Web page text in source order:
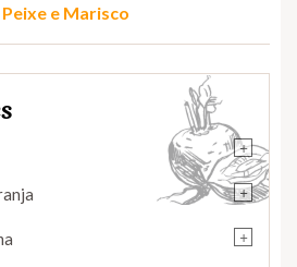
Peixe e Marisco
+
+
+